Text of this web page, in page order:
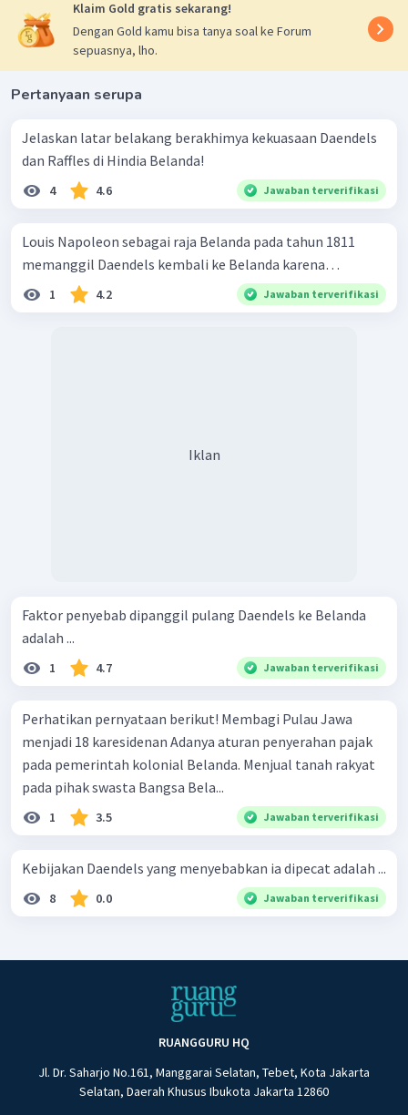
Klaim Gold gratis sekarang!
Dengan Gold kamu bisa tanya soal ke Forum
sepuasnya, lho.
Pertanyaan serupa
Jelaskan latar belakang berakhimya kekuasaan Daendels
dan Raffles di Hindia Belanda!
4 4.6 Jawaban terverifikasi
Louis Napoleon sebagai raja Belanda pada tahun 1811
memanggil Daendels kembali ke Belanda karena…
1 4.2 Jawaban terverifikasi
Iklan
Faktor penyebab dipanggil pulang Daendels ke Belanda
adalah ...
1 4.7 Jawaban terverifikasi
Perhatikan pernyataan berikut! Membagi Pulau Jawa
menjadi 18 karesidenan Adanya aturan penyerahan pajak
pada pemerintah kolonial Belanda. Menjual tanah rakyat
pada pihak swasta Bangsa Bela...
1 3.5 Jawaban terverifikasi
Kebijakan Daendels yang menyebabkan ia dipecat adalah ...
8 0.0 Jawaban terverifikasi
RUANGGURU HQ
Jl. Dr. Saharjo No.161, Manggarai Selatan, Tebet, Kota Jakarta
Selatan, Daerah Khusus Ibukota Jakarta 12860